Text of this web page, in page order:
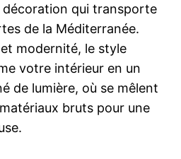
décoration qui transporte
de la Méditerranée.
modernité, le style
votre intérieur en un
de lumière, où se mêlent
bruts pour une